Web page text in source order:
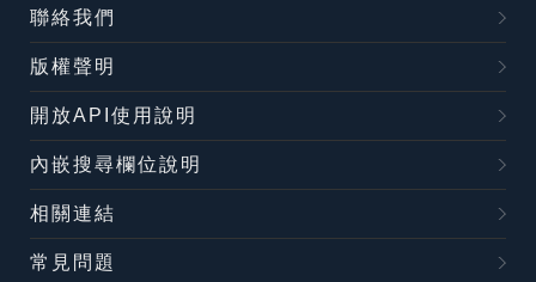
聯絡我們
版權聲明
開放API使用說明
內嵌搜尋欄位說明
相關連結
常見問題